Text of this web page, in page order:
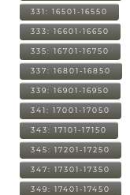
331: 16501-16550
333: 16601-16650
335: 16701-16750
337: 16801-16850
339: 16901-16950
341: 17001-17050
343: 17101-17150
345: 17201-17250
347: 17301-17350
349: 17401-17450